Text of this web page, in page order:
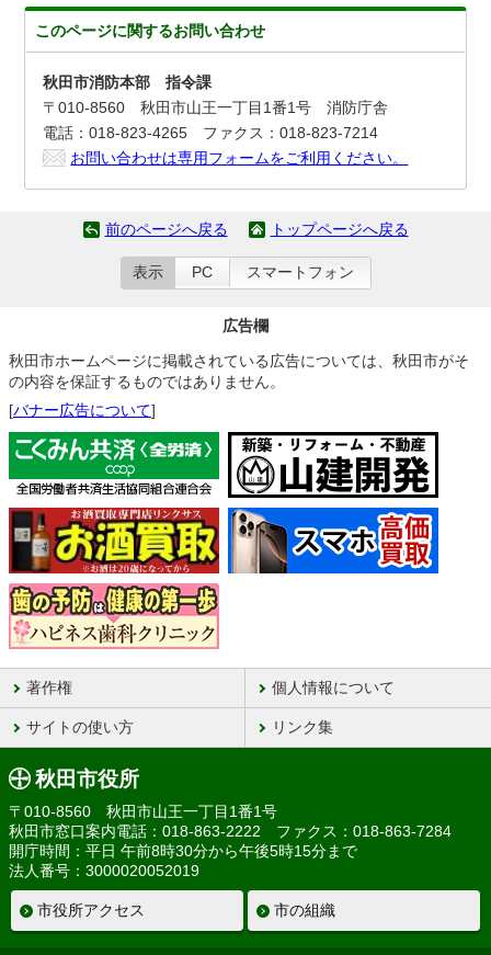
このページに関するお問い合わせ
秋田市消防本部 指令課
〒010-8560 秋田市山王一丁目1番1号 消防庁舎
電話：018-823-4265 ファクス：018-823-7214
お問い合わせは専用フォームをご利用ください。
前のページへ戻る トップページへ戻る
表示 PC スマートフォン
広告欄
秋田市ホームページに掲載されている広告については、秋田市がそ
の内容を保証するものではありません。
[バナー広告について]
著作権 個人情報について
サイトの使い方 リンク集
秋田市役所
〒010-8560 秋田市山王一丁目1番1号
秋田市窓口案内電話：018-863-2222 ファクス：018-863-7284
開庁時間：平日 午前8時30分から午後5時15分まで
法人番号：3000020052019
市役所アクセス 市の組織